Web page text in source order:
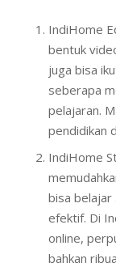
IndiHome
bentuk
juga bisa
seberapa
pelajaran.
pendidikan
IndiHome
bisa belajar
efektif. Di
online,
bahkan